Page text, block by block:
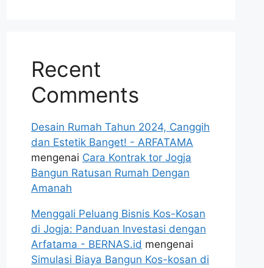
Recent
Comments
Desain Rumah Tahun 2024, Canggih
dan Estetik Banget! - ARFATAMA
mengenai Cara Kontrak tor Jogja
Bangun Ratusan Rumah Dengan
Amanah
Menggali Peluang Bisnis Kos-Kosan
di Jogja: Panduan Investasi dengan
Arfatama - BERNAS.id mengenai
Simulasi Biaya Bangun Kos-kosan di